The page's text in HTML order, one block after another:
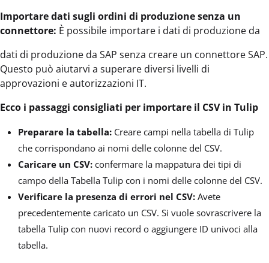
Importare dati sugli ordini di produzione senza un
connettore: È possibile importare i dati di produzione da
dati di produzione da SAP senza creare un connettore SAP.
Questo può aiutarvi a superare diversi livelli di
approvazioni e autorizzazioni IT.
Ecco i passaggi consigliati per importare il CSV in Tulip
Preparare la tabella: Creare campi nella tabella di Tulip
che corrispondano ai nomi delle colonne del CSV.
Caricare un CSV: confermare la mappatura dei tipi di
campo della Tabella Tulip con i nomi delle colonne del CSV.
Verificare la presenza di errori nel CSV: Avete
precedentemente caricato un CSV. Si vuole sovrascrivere la
tabella Tulip con nuovi record o aggiungere ID univoci alla
tabella.